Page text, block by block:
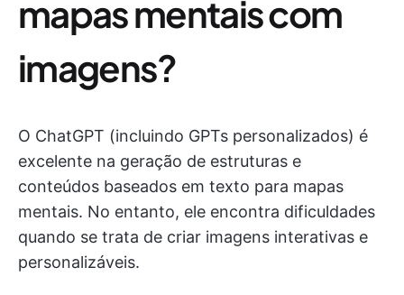
mapas mentais com
imagens?
O ChatGPT (incluindo GPTs personalizados) é
excelente na geração de estruturas e
conteúdos baseados em texto para mapas
mentais. No entanto, ele encontra dificuldades
quando se trata de criar imagens interativas e
personalizáveis.